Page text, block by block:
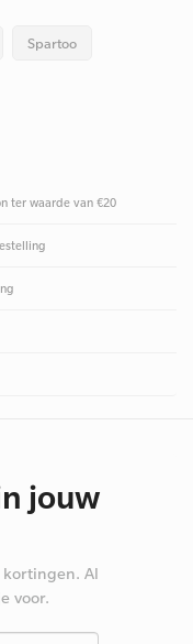
Spartoo
ter waarde van €20
jouw
Al
voor.